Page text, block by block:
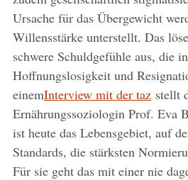
Ursache für das Übergewicht
Willensstärke unterstellt. Das
schwere Schuldgefühle aus, die
Hoffnungslosigkeit und
einemInterview mit der tazstellt
Ernährungssoziologin Prof. Eva
ist heute das Lebensgebiet, auf
Standards, die stärksten
Für sie geht das mit einer nie